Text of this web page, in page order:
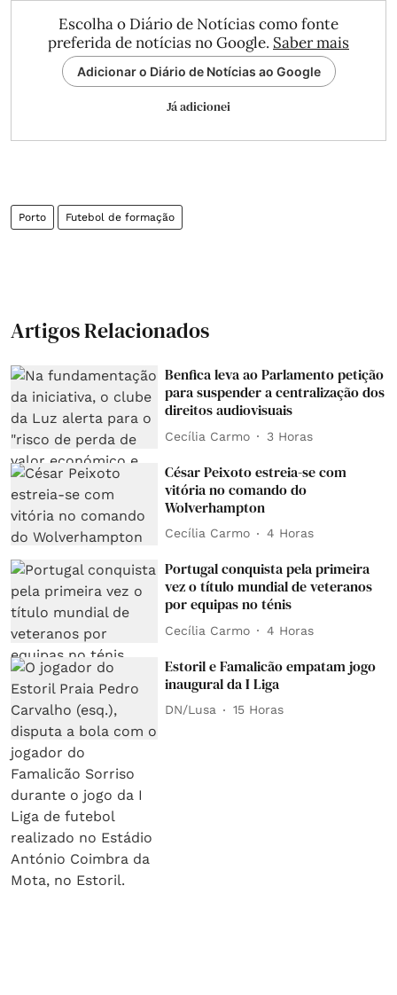
Escolha o Diário de Notícias como fonte
preferida de notícias no Google. Saber mais
Adicionar o Diário de Notícias ao Google
Já adicionei
Porto Futebol de formação
Artigos Relacionados
Benfica leva ao Parlamento petição
para suspender a centralização dos
direitos audiovisuais
Cecília Carmo 3 Horas
César Peixoto estreia-se com
vitória no comando do
Wolverhampton
Cecília Carmo 4 Horas
Portugal conquista pela primeira
vez o título mundial de veteranos
por equipas no ténis
Cecília Carmo 4 Horas
Estoril e Famalicão empatam jogo
inaugural da I Liga
DN/Lusa 15 Horas